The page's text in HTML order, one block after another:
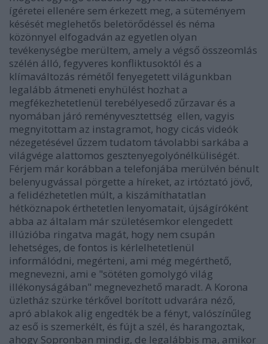
ígéretei ellenére sem érkezett meg, a süteményem
késését meglehetős beletörődéssel és néma
közönnyel elfogadván az egyetlen olyan
tevékenységbe merültem, amely a végső összeomlás
szélén álló, fegyveres konfliktusoktól és a
klímaváltozás rémétől fenyegetett világunkban
legalább átmeneti enyhülést hozhat a
megfékezhetetlenül terebélyesedő zűrzavar és a
nyomában járó reményvesztettség ellen, vagyis
megnyitottam az instagramot, hogy cicás videók
nézegetésével űzzem tudatom távolabbi sarkába a
világvége alattomos gesztenyegolyónélküliségét.
Férjem már korábban a telefonjába merülvén bénult
belenyugvással pörgette a híreket, az irtóztató jövő,
a felidézhetetlen múlt, a kiszámíthatatlan
hétköznapok érthetetlen lenyomatait, újságíróként
abba az általam már születésemkor elengedett
illúzióba ringatva magát, hogy nem csupán
lehetséges, de fontos is kérlelhetetlenül
informálódni, megérteni, ami még megérthető,
megnevezni, ami e "sötéten gomolygó világ
illékonyságában" megnevezhető maradt. A Korona
üzletház szürke térkővel borított udvarára néző,
apró ablakok alig engedték be a fényt, valószínűleg
az eső is szemerkélt, és fújt a szél, és harangoztak,
ahogy Sopronban mindig, de legalábbis ma, amikor